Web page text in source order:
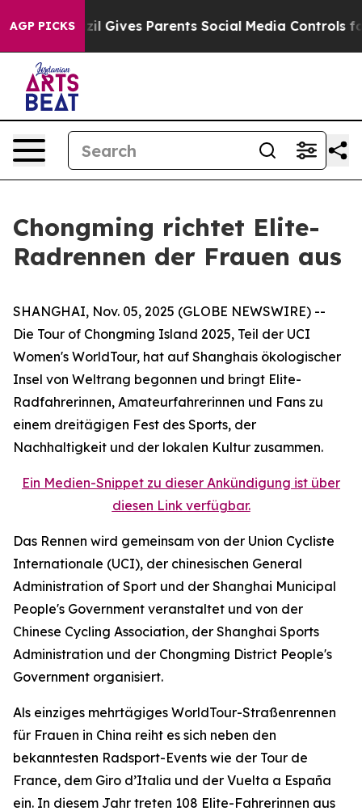
AGP PICKS
Brazil Gives Parents Social Media Controls for
Chongming richtet Elite-
Radrennen der Frauen aus
SHANGHAI, Nov. 05, 2025 (GLOBE NEWSWIRE) --
Die Tour of Chongming Island 2025, Teil der UCI
Women's WorldTour, hat auf Shanghais ökologischer
Insel von Weltrang begonnen und bringt Elite-
Radfahrerinnen, Amateurfahrerinnen und Fans zu
einem dreitägigen Fest des Sports, der
Nachhaltigkeit und der lokalen Kultur zusammen.
Ein Medien-Snippet zu dieser Ankündigung ist über
diesen Link verfügbar.
Das Rennen wird gemeinsam von der Union Cycliste
Internationale (UCI), der chinesischen General
Administration of Sport und der Shanghai Municipal
People's Government veranstaltet und von der
Chinese Cycling Association, der Shanghai Sports
Administration und der Chongming District People's
Government organisiert.
Als einziges mehrtägiges WorldTour-Straßenrennen
für Frauen in China reiht es sich neben den
bekanntesten Radsport-Events wie der Tour de
France, dem Giro d’Italia und der Vuelta a España
ein. In diesem Jahr treten 108 Elite-Fahrerinnen aus